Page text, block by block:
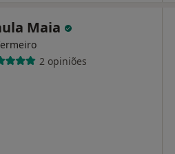
Maia
2 opiniões